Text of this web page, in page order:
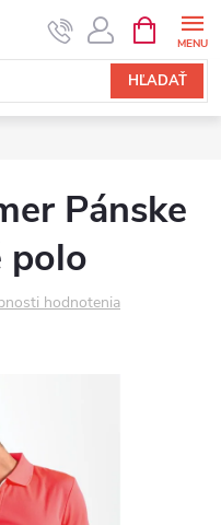
HĽADAŤ
KOŠÍK
Pánske
polo
hodnotenia